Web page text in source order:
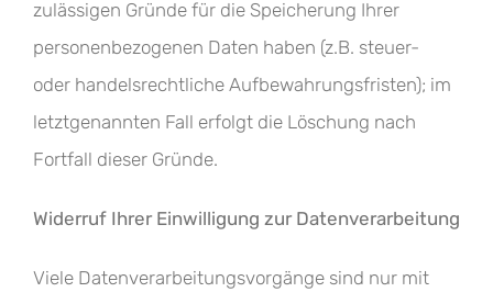
zulässigen Gründe für die Speicherung Ihrer
personenbezogenen Daten haben (z.B. steuer-
oder handelsrechtliche Aufbewahrungsfristen); im
letztgenannten Fall erfolgt die Löschung nach
Fortfall dieser Gründe.
Widerruf Ihrer Einwilligung zur Datenverarbeitung
Viele Datenverarbeitungsvorgänge sind nur mit